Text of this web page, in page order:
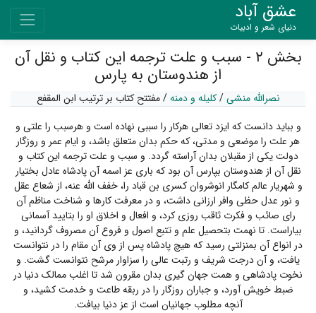
عشق آباد
دنیای شعر و ادبیات
بخش ۲ - سبب و علت ترجمه این کتاب و نقل آن
از هندوستان به پارس
نصرالله منشی/کلیله و دمنه /مفتتح کتاب بر ترتیب ابن المقفع
و بباید دانست که ایزد تعالی هرکار را سببی نهاده است و هرسبب را علتی و
هر علت را موضعی و مدتی، که حکم بدان متعلق باشد، و ایام عمر و روزگار
دولت یکی از مقبلان بدان آراسته گردد. و سبب و علت ترجمه این کتاب و
نقل آن از هندوستان بپارس آن بود که باری عز اسمه آن پادشاه عادل بختیار
و شهریار عالم کامگار انوشروان کسری بن قباد را، خفف الله عنه، از شعاع عقل
و نور عدل حظی وافر ارزانی داشت، و در معرفت کارها و شناخت مناظم آن
رای صائب و فکرت ثاقب روزی کرد، و افعال و اخلاق او را بتایید آسمانی
بیاراست. تا نهمت بتحصیل علم و تتبع اصول و فروع آن مصروف گردانید، و
در انواع آن بمنزلتی رسید که هیچ پادشاه پس از وی آن مقام را در نتوانست
یافت، و آن درجت شریف و رتبت عالی را سزاوار مرشح نتوانست گشت. و
نخوت پادشاهی و همت جهان گیری بدان مقرون شد تا اغلب ممالک دنیا در
ضبط خویش آورد، و جباران روزگار را در ربقه طاعت و خدمت کشید، و
آنچه مطلوب جهانیان است از عز دنیا بیافت.